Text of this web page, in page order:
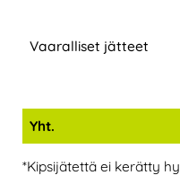
Vaaralliset jätteet
Yht.
*Kipsijätettä ei kerätty